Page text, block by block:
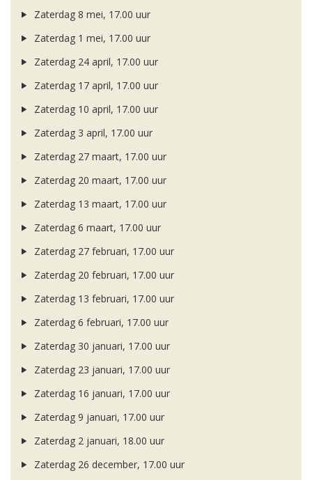
Zaterdag 8 mei, 17.00 uur
Zaterdag 1 mei, 17.00 uur
Zaterdag 24 april, 17.00 uur
Zaterdag 17 april, 17.00 uur
Zaterdag 10 april, 17.00 uur
Zaterdag 3 april, 17.00 uur
Zaterdag 27 maart, 17.00 uur
Zaterdag 20 maart, 17.00 uur
Zaterdag 13 maart, 17.00 uur
Zaterdag 6 maart, 17.00 uur
Zaterdag 27 februari, 17.00 uur
Zaterdag 20 februari, 17.00 uur
Zaterdag 13 februari, 17.00 uur
Zaterdag 6 februari, 17.00 uur
Zaterdag 30 januari, 17.00 uur
Zaterdag 23 januari, 17.00 uur
Zaterdag 16 januari, 17.00 uur
Zaterdag 9 januari, 17.00 uur
Zaterdag 2 januari, 18.00 uur
Zaterdag 26 december, 17.00 uur